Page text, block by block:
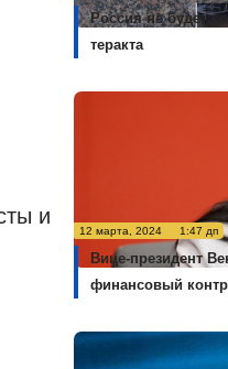
и
Россия не будет
теракта
12 марта, 2024 1:47 дп
Вице-президент
финансовый